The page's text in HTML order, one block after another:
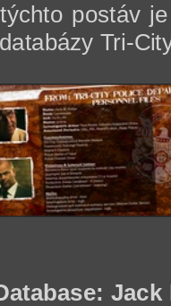
postáv
Tri-
Jack